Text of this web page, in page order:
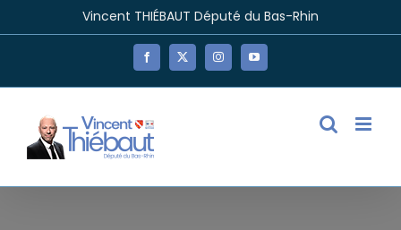
Vincent THIÉBAUT Député du Bas-Rhin
Facebook
X InstagramYouTube